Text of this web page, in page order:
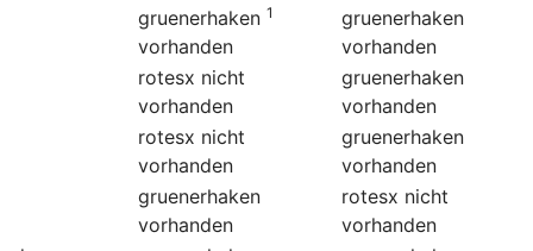
gruenerhaken 1
vorhanden
gruenerhaken
vorhanden
rotesx nicht
vorhanden
gruenerhaken
vorhanden
rotesx nicht
vorhanden
gruenerhaken
vorhanden
gruenerhaken
vorhanden
rotesx nicht
vorhanden